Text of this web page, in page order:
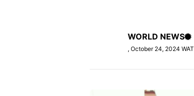
WORLD NEWS
, October 24, 2024 WAT